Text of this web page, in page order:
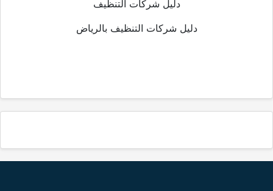
دليل شركات التنظيف
دليل شركات التنظيف بالرياض